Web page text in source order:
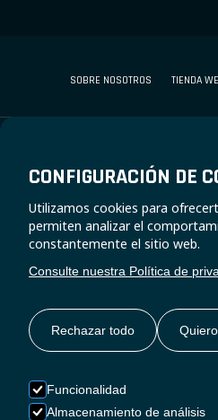
SOBRE NOSOTROS TIENDA
CONFIGURACIÓN DE
Utilizamos cookies para
permiten analizar el
constantemente el sitio web.
Consulte nuestra Política de
Rechazar todo
Funcionalidad
Almacenamiento de análisis